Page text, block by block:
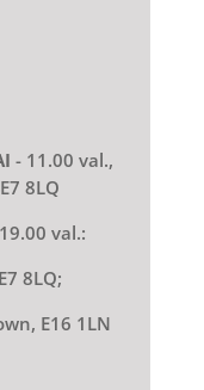
- 11.00 val.,
8LQ
val.:
8LQ;
E16 1LN